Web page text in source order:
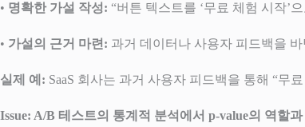
• 명확한 가설 작성: “버튼 텍스트를 ‘무료 체험 시작’
• 가설의 근거 마련: 과거 데이터나 사용자 피드백을
실제 예: SaaS 회사는 과거 사용자 피드백을 통해 “무
Issue: A/B 테스트의 통계적 분석에서 p-value의 역할